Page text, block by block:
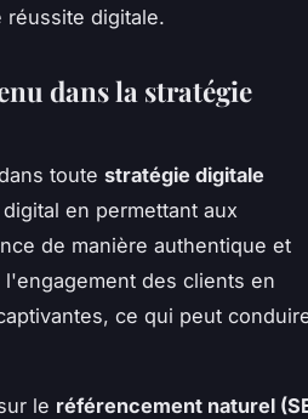
réussite digitale.
dans la stratégie
toute stratégie digitale
en permettant aux
de manière authentique et
des clients en
ce qui peut
le référencement naturel